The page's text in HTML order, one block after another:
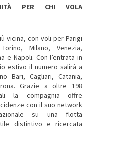
PER CHI VOLA
vicina, con voli per Parigi
Milano, Venezia,
e Napoli. Con l’entrata in
estivo il numero salirà a
Bari, Cagliari, Catania,
Grazie a oltre 198
la compagnia offre
con il suo network
su una flotta
distintivo e ricercata